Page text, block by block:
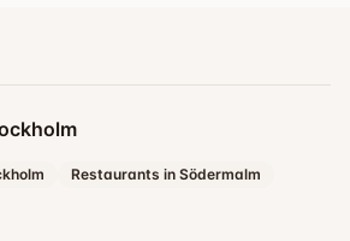
Restaurants in Södermalm